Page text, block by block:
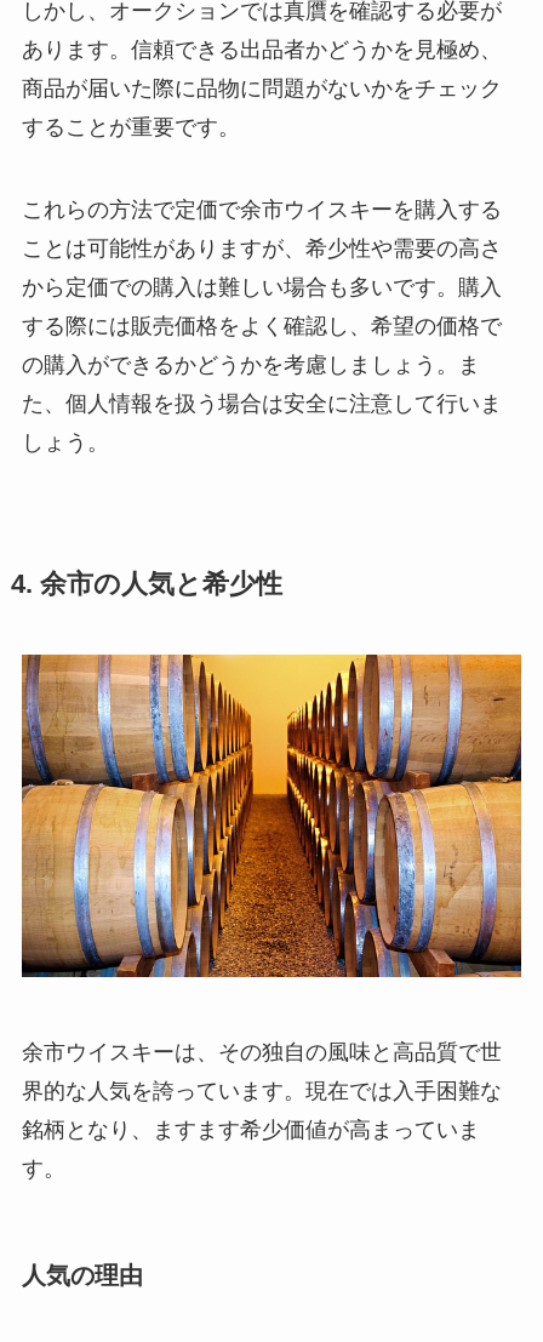
しかし、オークションでは真贋を確認する必要が
あります。信頼できる出品者かどうかを見極め、
商品が届いた際に品物に問題がないかをチェック
することが重要です。
これらの方法で定価で余市ウイスキーを購入する
ことは可能性がありますが、希少性や需要の高さ
から定価での購入は難しい場合も多いです。購入
する際には販売価格をよく確認し、希望の価格で
の購入ができるかどうかを考慮しましょう。ま
た、個人情報を扱う場合は安全に注意して行いま
しょう。
4. 余市の人気と希少性
余市ウイスキーは、その独自の風味と高品質で世
界的な人気を誇っています。現在では入手困難な
銘柄となり、ますます希少価値が高まっていま
す。
人気の理由